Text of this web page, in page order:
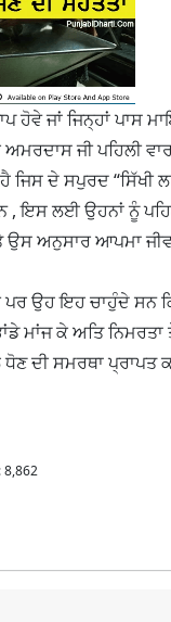
ਹੋਵੇ ਜਾਂ ਜਿਨ੍ਹਾਂ ਪਾਸ
ਜੀ ਪਹਿਲੀ
ਦੇ ਸਪੁਰਦ “ਸਿੱਖੀ
, ਇਸ ਲਈ ਉਹਨਾਂ ਨੂੰ
ਤੇ ਉਸ ਅਨੁਸਾਰ ਆਪਮਾ
ਉਹ ਇਹ ਚਾਹੁੰਦੇ ਸਨ
ਮਾਂਜ ਕੇ ਅਤਿ
ਦੀ ਸਮਰਥਾ ਪ੍ਰਾਪਤ
8,862